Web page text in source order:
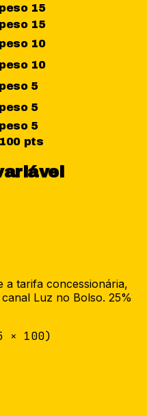
peso 15
peso 15
peso 10
peso 10
peso 5
peso 5
peso 5
100 pts
a tarifa concessionária,
Luz no Bolso. 25%
× 100)